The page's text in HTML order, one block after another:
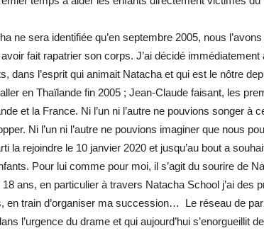
ne sera identifiée qu’en septembre 2005, nous
fait rapatrier son corps. J’ai décidé
dans l’esprit qui animait Natacha et qui est le nôtre
en Thaïlande fin 2005 ; Jean-Claude faisant, les
et la France. Ni l’un ni l’autre ne pouvions songer à
Ni l’un ni l’autre ne pouvions imaginer que nous
la rejoindre le 10 janvier 2020 et jusqu’au bout a
Pour lui comme pour moi, il s’agit du sourire de
ans, en particulier à travers Natacha School j’ai des
en train d’organiser ma succession… Le réseau de
l’urgence du drame et qui aujourd’hui s’enorgueillit